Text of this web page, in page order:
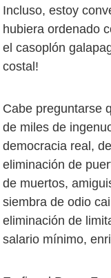
Incluso, estoy
hubiera ordenado
el casoplón
costal!
Cabe preguntarse
de miles de
democracia real,
eliminación de
de muertos,
siembra de odio
eliminación de
salario mínimo,